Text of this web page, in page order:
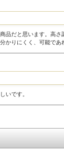
だと思います。高さ
りにくく、可能で
いです。